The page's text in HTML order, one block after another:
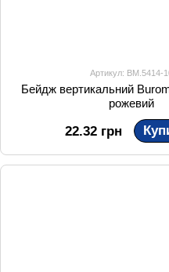
Артикул: BM.5414-
Бейдж вертикальний
рожевий
22.32 грн